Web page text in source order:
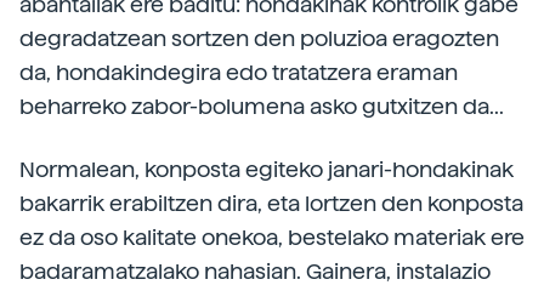
degradatzean sortzen den poluzioa eragozten
da, hondakindegira edo tratatzera eraman
beharreko zabor-bolumena asko gutxitzen da...
Normalean, konposta egiteko janari-hondakinak
bakarrik erabiltzen dira, eta lortzen den konposta
ez da oso kalitate onekoa, bestelako materiak ere
badaramatzalako nahasian. Gainera, instalazio